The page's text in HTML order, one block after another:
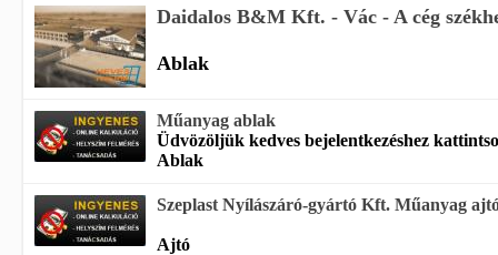
Daidalos B&M Kft. - Vác - A cég
Ablak
Műanyag ablak
Üdvözöljük kedves bejelentkezéshez
Ablak
Szeplast Nyílászáró-gyártó Kft. Műanyag
Ajtó